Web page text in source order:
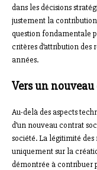
dans les décisions
justement la contribution
question fondamentale
critères d’attribution
années.
Vers un
Au-delà des aspects
d’un nouveau contrat
société. La légitimité
uniquement sur la
démontrée à contribuer